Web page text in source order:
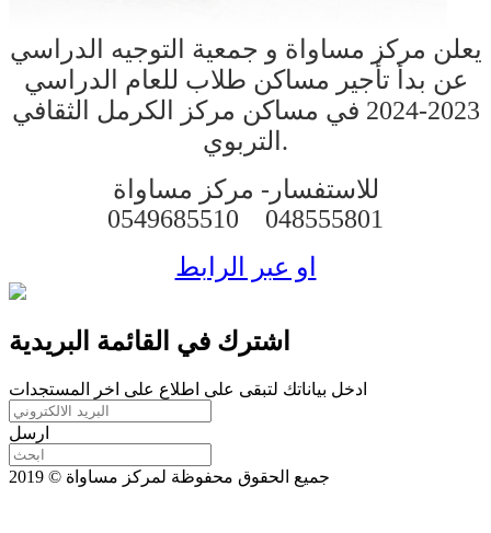
يعلن مركز مساواة و جمعية التوجيه الدراسي
عن بدأ تأجير مساكن طلاب للعام الدراسي
2023-2024 في مساكن مركز الكرمل الثقافي
التربوي.
للاستفسار- مركز مساواة
0549685510 048555801
او عبر الرابط
اشترك في القائمة البريدية
ادخل بياناتك لتبقى على اطلاع على اخر المستجدات
ارسل
جميع الحقوق محفوظة لمركز مساواة © 2019